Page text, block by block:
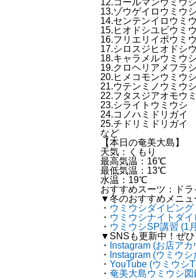
12.コールマンウミウシ
13.ゾウゲイロウミウシ
14.センテンイロウミ
15.ヒオドシユビウミ
16.フリエリイボウミ
17.シロスジヒオドシ
18.キャラメルウミウシ
19.クロヘリアメフラ
20.ヒメコモンウミウシ
21.ウテンミノウミウシ
22.フタスジアオモウ
23.シライトウミウシ
24.コノハミドリガイ
25.チドリミドリガイ
など
【本日の奄美大島】
天気：くもり
最高気温：16℃
最低気温：13℃
水温：19℃
おすすめスーツ：ド
▼冬のおすすめメニュ
・ ウミウシダイビン
・ ウミウシナイトダ
・ ウミウシSP講習 (1
▼SNSも更新中！ぜひ
・
Instagram (お店ア
・
Instagram (ウミウ
・ YouTube (ウミウシ
・ 奄美大島ウミウシ